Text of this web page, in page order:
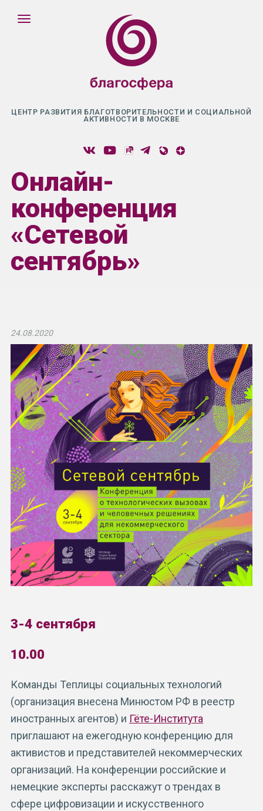
ЦЕНТР РАЗВИТИЯ БЛАГОТВОРИТЕЛЬНОСТИ И СОЦИАЛЬНОЙ
АКТИВНОСТИ В МОСКВЕ
Онлайн-
конференция
«Сетевой
сентябрь»
24.08.2020
3-4 сентября
10.00
Команды Теплицы социальных технологий
(организация внесена Минюстом РФ в реестр
иностранных агентов) и Гёте-Института
приглашают на ежегодную конференцию для
активистов и представителей некоммерческих
организаций. На конференции российские и
немецкие эксперты расскажут о трендах в
сфере цифровизации и искусственного